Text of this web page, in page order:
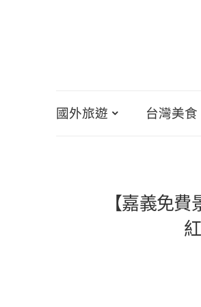
國外旅遊 台灣美食
【嘉義免